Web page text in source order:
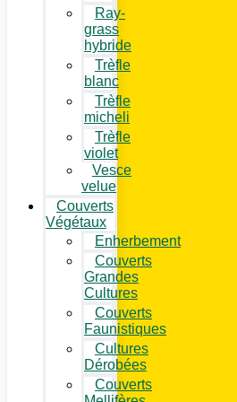
Ray-
grass
hybride
Trèfle
blanc
Trèfle
micheli
Trèfle
violet
Vesce
velue
Couverts
Végétaux
Enherbement
Couverts
Grandes
Cultures
Couverts
Faunistiques
Cultures
Dérobées
Couverts